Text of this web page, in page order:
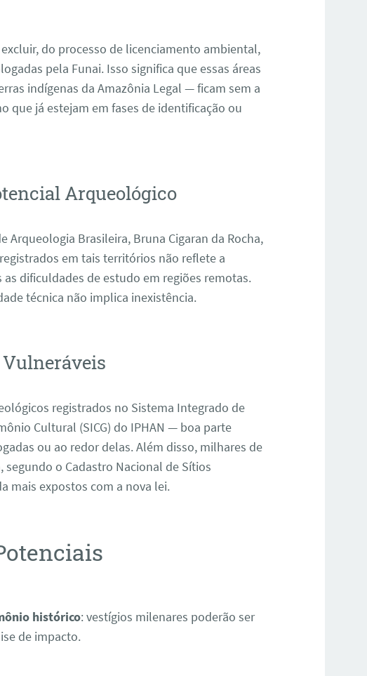
do processo de licenciamento ambiental,
pela Funai. Isso significa que essas áreas
indígenas da Amazônia Legal — ficam sem a
que já estejam em fases de identificação ou
Arqueológico
Arqueologia Brasileira, Bruna Cigaran da Rocha,
em tais territórios não reflete a
dificuldades de estudo em regiões remotas.
técnica não implica inexistência.
registrados no Sistema Integrado de
Cultural (SICG) do IPHAN — boa parte
ou ao redor delas.Além disso, milhares de
o Cadastro Nacional de Sítios
mais expostos com a nova lei.
histórico: vestígios milenares poderão ser
de impacto.